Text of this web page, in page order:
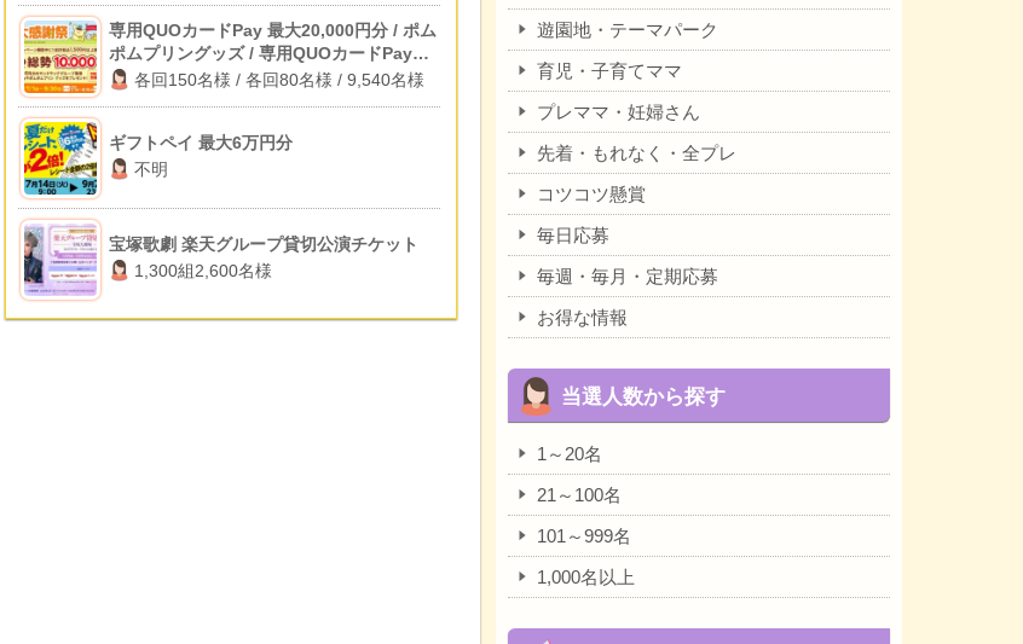
専用QUOカードPay 最大20,000円分 / ポム
ポムプリングッズ / 専用QUOカードPay
500円分
各回150名様 / 各回80名様 / 9,540名様
ギフトペイ 最大6万円分
不明
宝塚歌劇 楽天グループ貸切公演チケット
1,300組2,600名様
遊園地・テーマパーク
育児・子育てママ
プレママ・妊婦さん
先着・もれなく・全プレ
コツコツ懸賞
毎日応募
毎週・毎月・定期応募
お得な情報
当選人数から探す
1～20名
21～100名
101～999名
1,000名以上